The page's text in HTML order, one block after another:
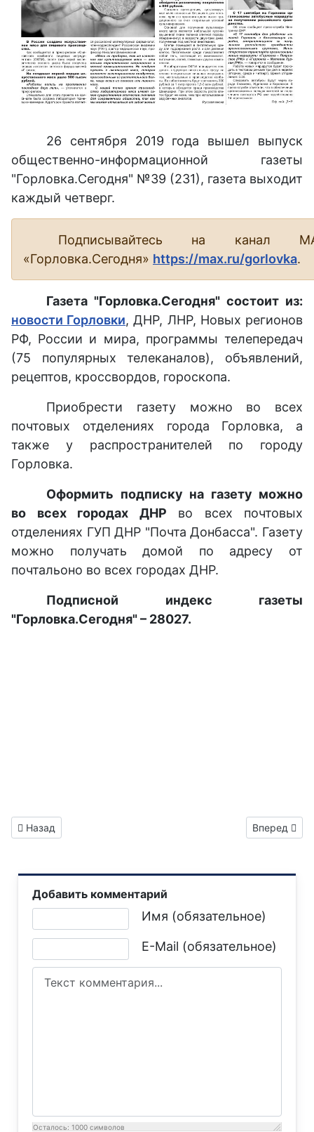
26 сентября 2019 года вышел выпуск
общественно-информационной газеты
"Горловка.Сегодня" №39 (231), газета выходит
каждый четверг.
Подписывайтесь на канал
«Горловка.Сегодня» https://max.ru/gorlovka.
Газета "Горловка.Сегодня" состоит из:
новости Горловки, ДНР, ЛНР, Новых регионов
РФ, России и мира, программы телепередач
(75 популярных телеканалов), объявлений,
рецептов, кроссвордов, гороскопа.
Приобрести газету можно во всех
почтовых отделениях города Горловка, а
также у распространителей по городу
Горловка.
Оформить подписку на газету можно
во всех городах ДНР во всех почтовых
отделениях ГУП ДНР "Почта Донбасса". Газету
можно получать домой по адресу от
почтальоно во всех городах ДНР.
Подписной индекс газеты
"Горловка.Сегодня" – 28027.
Предыдущий: Газета "Горловка.Сегодня" выпуск №232
Назад Следующий:
Вперед
Добавить комментарий
Имя (обязательное)
E-Mail (обязательное)
Текст комментария
Осталось: 1000 символов